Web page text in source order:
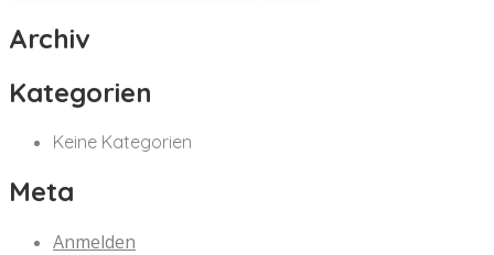
Archiv
Kategorien
Keine Kategorien
Meta
Anmelden